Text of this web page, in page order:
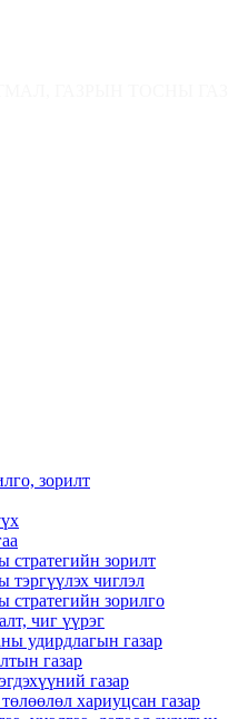
зорилт
стратегийн зорилт
тэргүүлэх чиглэл
стратегийн зорилго
чиг үүрэг
удирдлагын газар
газар
газар
хариуцсан газар